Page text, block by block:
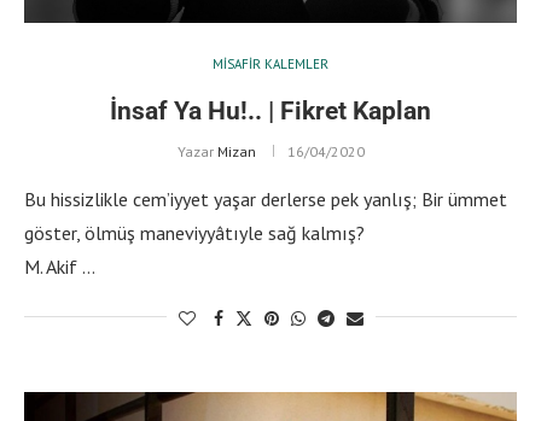
MISAFIR KALEMLER
İnsaf Ya Hu!.. | Fikret Kaplan
Yazar Mizan 16/04/2020
Bu hissizlikle cem’iyyet yaşar derlerse pek yanlış; Bir ümmet
göster, ölmüş maneviyyâtıyle sağ kalmış?
M. Akif …